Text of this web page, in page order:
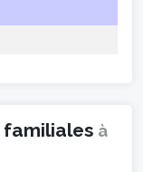
familiales à